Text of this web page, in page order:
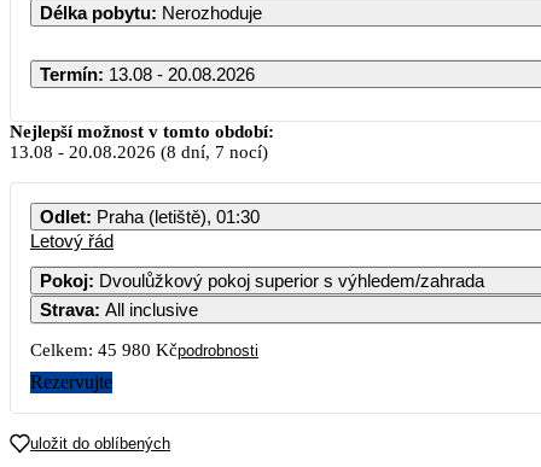
Délka pobytu: Nerozhoduje
Termín: 13.08 - 20.08.2026
Srpen
PO ÚT ST ČT
Nejlepší možnost v tomto období:
13.08 - 20.08.2026 (8 dní, 7 nocí)
Odlet: Praha (letiště), 01:30
Letový řád
Pokoj: Dvoulůžkový pokoj superior s výhledem/zahrada
Strava: All inclusive
Celkem: 45 980 Kčpodrobnosti
Rezervujte
uložit do oblíbených